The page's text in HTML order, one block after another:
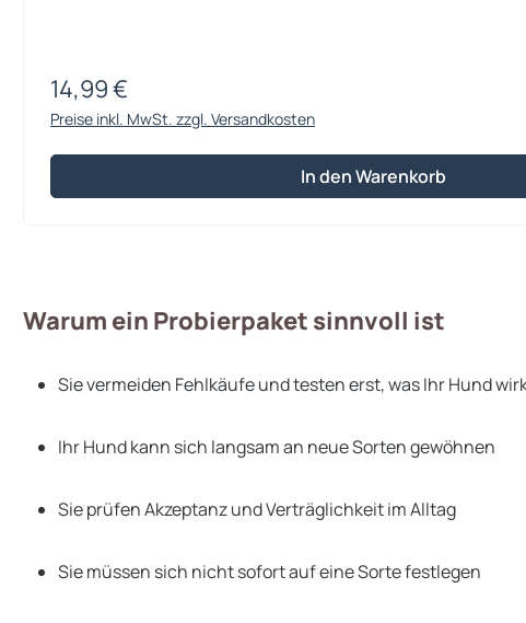
Regulärer Preis:
14,99 €
Preise inkl. MwSt. zzgl. Versandkosten
In den Warenkorb
Warum ein Probierpaket sinnvoll ist
Sie vermeiden Fehlkäufe und testen erst, was Ihr Hund
Ihr Hund kann sich langsam an neue Sorten gewöhnen
Sie prüfen Akzeptanz und Verträglichkeit im Alltag
Sie müssen sich nicht sofort auf eine Sorte festlegen